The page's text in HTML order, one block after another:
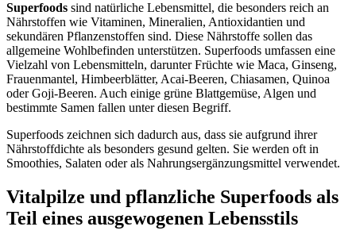
Superfoods sind natürliche Lebensmittel, die besonders reich an
Nährstoffen wie Vitaminen, Mineralien, Antioxidantien und
sekundären Pflanzenstoffen sind. Diese Nährstoffe sollen das
allgemeine Wohlbefinden unterstützen. Superfoods umfassen eine
Vielzahl von Lebensmitteln, darunter Früchte wie Maca, Ginseng,
Frauenmantel, Himbeerblätter, Acai-Beeren, Chiasamen, Quinoa
oder Goji-Beeren. Auch einige grüne Blattgemüse, Algen und
bestimmte Samen fallen unter diesen Begriff.
Superfoods zeichnen sich dadurch aus, dass sie aufgrund ihrer
Nährstoffdichte als besonders gesund gelten. Sie werden oft in
Smoothies, Salaten oder als Nahrungsergänzungsmittel verwendet.
Vitalpilze und pflanzliche Superfoods als
Teil eines ausgewogenen Lebensstils